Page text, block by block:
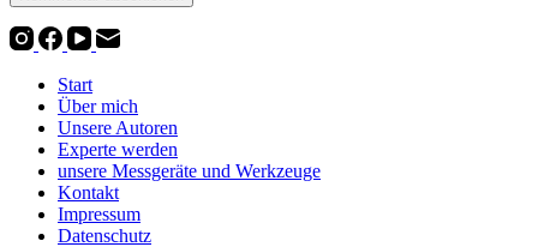
Start
Über mich
Unsere Autoren
Experte werden
unsere Messgeräte und Werkzeuge
Kontakt
Impressum
Datenschutz